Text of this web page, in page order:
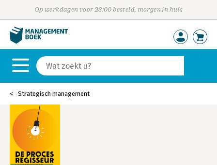
Op werkdagen voor 23:00 besteld, morgen in huis
Strategisch management